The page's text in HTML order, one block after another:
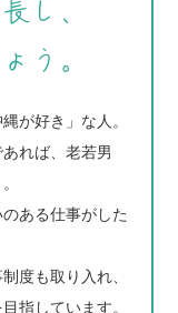
し、
う。
が好き」な人。
れば、老若男
ある仕事がした
度も取り入れ、
指しています。